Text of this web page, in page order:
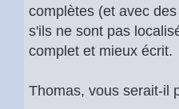
complètes (et avec
s'ils ne sont pas
complet et mieux écrit.
Thomas, vous serait-il